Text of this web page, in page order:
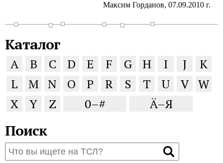
Максим Горданов, 07.09.2010 г.
Каталог
A B C D E F G H I J
K
L
M N O P R S T U V W
X
Y Z 0–# Ä–Я
Поиск